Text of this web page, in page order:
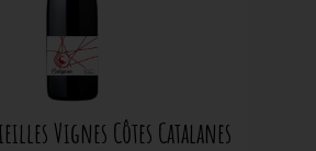
Vignes Côtes Catalanes